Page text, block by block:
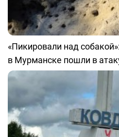
«Пикировали над
в Мурманске пошли в